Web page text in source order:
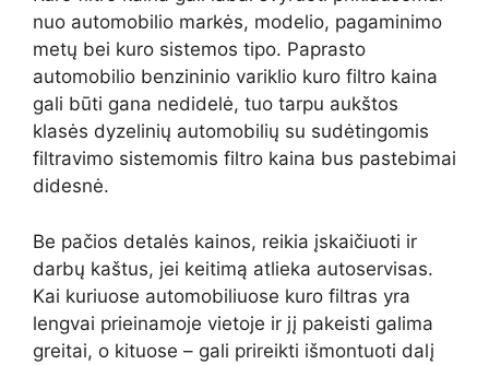
nuo automobilio markės, modelio, pagaminimo
metų bei kuro sistemos tipo. Paprasto
automobilio benzininio variklio kuro filtro kaina
gali būti gana nedidelė, tuo tarpu aukštos
klasės dyzelinių automobilių su sudėtingomis
filtravimo sistemomis filtro kaina bus pastebimai
didesnė.
Be pačios detalės kainos, reikia įskaičiuoti ir
darbų kaštus, jei keitimą atlieka autoservisas.
Kai kuriuose automobiliuose kuro filtras yra
lengvai prieinamoje vietoje ir jį pakeisti galima
greitai, o kituose – gali prireikti išmontuoti dalį